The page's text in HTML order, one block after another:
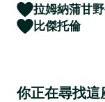
拉姆納蒲甘
比傑托倫
你正在尋找這